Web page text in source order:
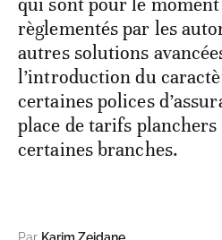
qui sont pour le
règlementés par les
autres solutions
l’introduction du
certaines polices
place de tarifs planchers
certaines branches.